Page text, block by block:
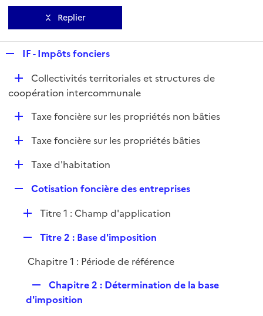
Replier
p
l
i
e
r
IF - Impôts fonciers
D
é
Collectivités territoriales et structures de
coopération intercommunale
DTaxe foncière sur les propriétés non bâties
D
e
Taxe foncière sur les propriétés bâties
D
p
l
i
e
Taxe d'habitation
p
e
Cotisation foncière des entreprises
D
l
i
e
r
Titre 1 : Champ d'application
p
i
e
Titre 2 : Base d'imposition
Chapitre 1 : Période de référence
e
Chapitre 2 : Détermination de la base
d'imposition